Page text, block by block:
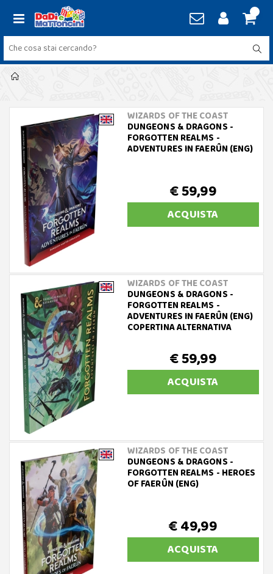
WIZARDS OF THE COAST
DUNGEONS & DRAGONS -
FORGOTTEN REALMS -
ADVENTURES IN FAERÛN (ENG)
€ 59,99
ACQUISTA
WIZARDS OF THE COAST
DUNGEONS & DRAGONS -
FORGOTTEN REALMS -
ADVENTURES IN FAERÛN (ENG)
COPERTINA ALTERNATIVA
€ 59,99
ACQUISTA
WIZARDS OF THE COAST
DUNGEONS & DRAGONS -
FORGOTTEN REALMS - HEROES
OF FAERÛN (ENG)
€ 49,99
ACQUISTA